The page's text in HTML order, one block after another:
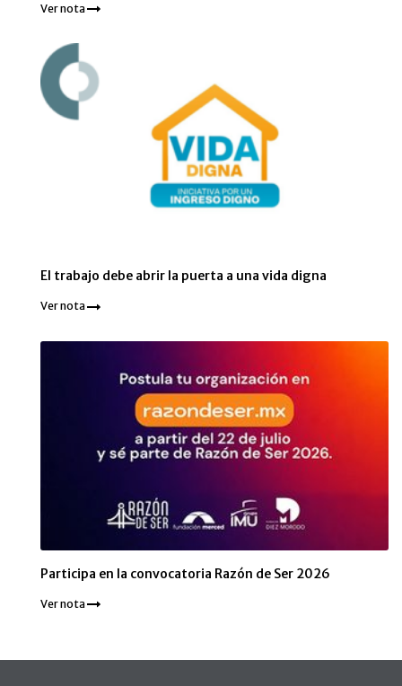
Ver nota
El trabajo debe abrir la puerta a una vida digna
Ver nota
Participa en la convocatoria Razón de Ser 2026
Ver nota